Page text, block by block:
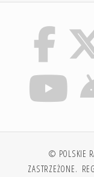
© POLSKIE
ZASTRZEŻONE.